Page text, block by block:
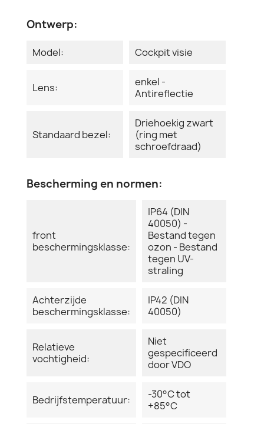
Ontwerp:
Model: Cockpit visie
Lens:
enkel -
Antireflectie
Standaard bezel:
Driehoekig zwart
(ring met
schroefdraad)
Bescherming en normen:
front
beschermingsklasse:
IP64 (DIN
40050) -
Bestand tegen
ozon - Bestand
tegen UV-
straling
Achterzijde
beschermingsklasse:
IP42 (DIN
40050)
Relatieve
vochtigheid:
Niet
gespecificeerd
door VDO
Bedrijfstemperatuur:
-30°C tot
+85°C